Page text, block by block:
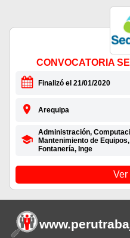
CONVOCATORIA
Finalizó el 21/01/2020
Arequipa
Administración,
Mantenimiento de
Fontanería, Inge
Ver